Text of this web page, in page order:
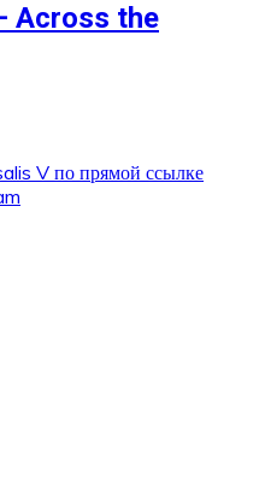
Across the